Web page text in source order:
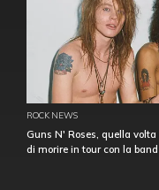
ROCK NEWS
Guns N' Roses, quella
di morire in tour con la band